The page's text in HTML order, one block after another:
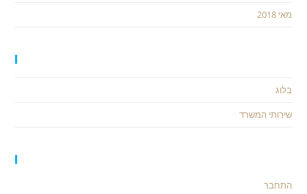
מאי 2018
בלוג
שירותי המשרד
התחבר